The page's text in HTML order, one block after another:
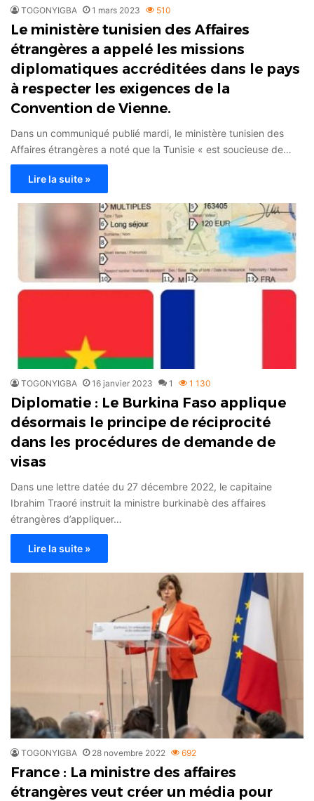
TOGONYIGBA 1 mars 2023 510
Le ministère tunisien des Affaires
étrangères a appelé les missions
diplomatiques accréditées dans le pays
à respecter les exigences de la
Convention de Vienne.
Dans un communiqué publié mardi, le ministère tunisien des
Affaires étrangères a noté que la Tunisie « est soucieuse de…
Lire la suite »
TOGONYIGBA 16 janvier 2023 1 1 130
Diplomatie : Le Burkina Faso applique
désormais le principe de réciprocité
dans les procédures de demande de
visas
Dans une lettre datée du 27 décembre 2022, le capitaine
Ibrahim Traoré instruit la ministre burkinabè des affaires
étrangères d’appliquer…
Lire la suite »
TOGONYIGBA 28 novembre 2022 692
France : La ministre des affaires
étrangères veut créer un média pour